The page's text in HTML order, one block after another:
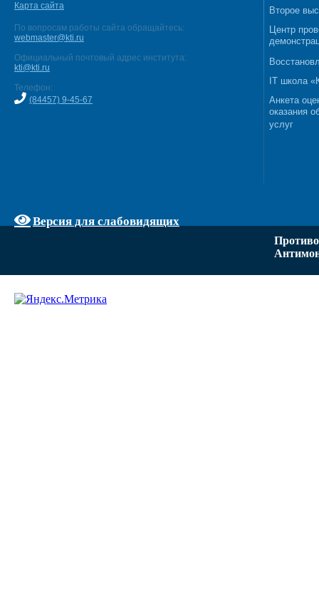
Карта сайта
По вопросам работы сайта обращайтесь:
webmaster@kti.ru
Официальный почтовый адрес института:
kti@kti.ru
Телефон:
(84457) 9-45-67
Версия для слабовидящих
Второе
Центр
IT школа
Анкета
оказания
услуг